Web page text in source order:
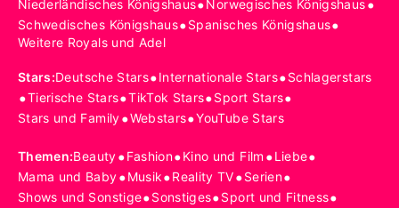
Niederländisches Königshaus•Norwegisches Königshaus•
Schwedisches Königshaus•Spanisches Königshaus•
Weitere Royals und Adel
Stars:Deutsche Stars•Internationale Stars•Schlagerstars
•Tierische Stars•TikTok Stars•Sport Stars•
Stars und Family•Webstars•YouTube Stars
Themen:Beauty•Fashion•Kino und Film •Liebe•
Mama und Baby•Musik•Reality TV•Serien•
Shows und Sonstige•Sonstiges•Sport und Fitness•